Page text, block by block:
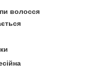
волосся